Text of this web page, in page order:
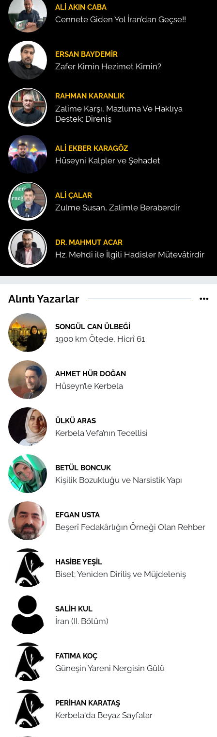
ALI AKIN CABA
Cennete Giden Yol İran’dan Geçse!!
ERSAN BAYDEMIR
Zafer Kimin Hezimet Kimin?
RAHMAN KARANLIK
Zalime Karşı, Mazluma Ve Haklıya
Destek: Direniş
ALI EKBER KARAGÖZ
Hüseyni Kalpler ve Şehadet
ALI ÇALAR
Zulme Susan, Zalimle Beraberdir.
DR. MAHMUT ACAR
Hz. Mehdi ile İlgili Hadisler Mütevâtirdir
Alıntı Yazarlar
SONGÜL CAN ÜLBEĞI
1900 km Ötede, Hicrî 61
AHMET HÜR DOĞAN
Hüseyn’le Kerbela
ÜLKÜ ARAS
Kerbela Vefa’nın Tecellisi
BETÜL BONCUK
Kişilik Bozukluğu ve Narsistik Yapı
EFGAN USTA
Beşerî Fedakârlığın Örneği Olan Rehber
HASIBE YEŞIL
Biset; Yeniden Diriliş ve Müjdeleniş
SALIH KUL
İran (II. Bölüm)
FATIMA KOÇ
Güneşin Yareni Nergisin Gülü
PERIHAN KARATAŞ
Kerbela'da Beyaz Sayfalar